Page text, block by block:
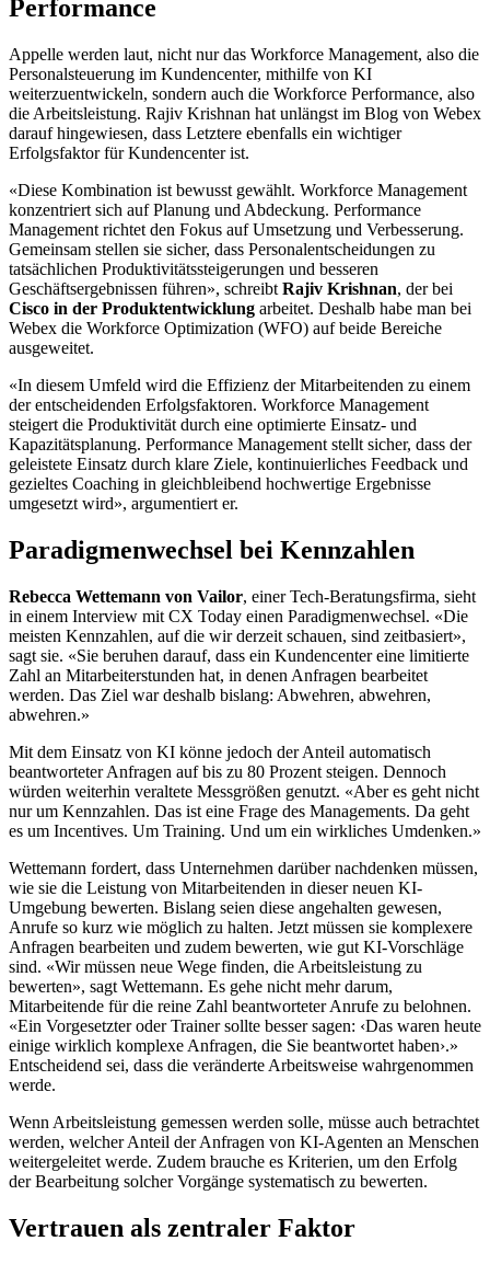
Performance
Appelle werden laut, nicht nur das Workforce Management, also die
Personalsteuerung im Kundencenter, mithilfe von KI
weiterzuentwickeln, sondern auch die Workforce Performance, also
die Arbeitsleistung. Rajiv Krishnan hat unlängst im Blog von Webex
darauf hingewiesen, dass Letztere ebenfalls ein wichtiger
Erfolgsfaktor für Kundencenter ist.
«Diese Kombination ist bewusst gewählt. Workforce Management
konzentriert sich auf Planung und Abdeckung. Performance
Management richtet den Fokus auf Umsetzung und Verbesserung.
Gemeinsam stellen sie sicher, dass Personalentscheidungen zu
tatsächlichen Produktivitätssteigerungen und besseren
Geschäftsergebnissen führen», schreibt Rajiv Krishnan, der bei
Cisco in der Produktentwicklung arbeitet. Deshalb habe man bei
Webex die Workforce Optimization (WFO) auf beide Bereiche
ausgeweitet.
«In diesem Umfeld wird die Effizienz der Mitarbeitenden zu einem
der entscheidenden Erfolgsfaktoren. Workforce Management
steigert die Produktivität durch eine optimierte Einsatz- und
Kapazitätsplanung. Performance Management stellt sicher, dass der
geleistete Einsatz durch klare Ziele, kontinuierliches Feedback und
gezieltes Coaching in gleichbleibend hochwertige Ergebnisse
umgesetzt wird», argumentiert er.
Paradigmenwechsel bei Kennzahlen
Rebecca Wettemann von Vailor, einer Tech-Beratungsfirma, sieht
in einem Interview mit CX Today einen Paradigmenwechsel. «Die
meisten Kennzahlen, auf die wir derzeit schauen, sind zeitbasiert»,
sagt sie. «Sie beruhen darauf, dass ein Kundencenter eine limitierte
Zahl an Mitarbeiterstunden hat, in denen Anfragen bearbeitet
werden. Das Ziel war deshalb bislang: Abwehren, abwehren,
abwehren.»
Mit dem Einsatz von KI könne jedoch der Anteil automatisch
beantworteter Anfragen auf bis zu 80 Prozent steigen. Dennoch
würden weiterhin veraltete Messgrößen genutzt. «Aber es geht nicht
nur um Kennzahlen. Das ist eine Frage des Managements. Da geht
es um Incentives. Um Training. Und um ein wirkliches Umdenken.»
Wettemann fordert, dass Unternehmen darüber nachdenken müssen,
wie sie die Leistung von Mitarbeitenden in dieser neuen KI-
Umgebung bewerten. Bislang seien diese angehalten gewesen,
Anrufe so kurz wie möglich zu halten. Jetzt müssen sie komplexere
Anfragen bearbeiten und zudem bewerten, wie gut KI-Vorschläge
sind. «Wir müssen neue Wege finden, die Arbeitsleistung zu
bewerten», sagt Wettemann. Es gehe nicht mehr darum,
Mitarbeitende für die reine Zahl beantworteter Anrufe zu belohnen.
«Ein Vorgesetzter oder Trainer sollte besser sagen: ‹Das waren heute
einige wirklich komplexe Anfragen, die Sie beantwortet haben›.»
Entscheidend sei, dass die veränderte Arbeitsweise wahrgenommen
werde.
Wenn Arbeitsleistung gemessen werden solle, müsse auch betrachtet
werden, welcher Anteil der Anfragen von KI-Agenten an Menschen
weitergeleitet werde. Zudem brauche es Kriterien, um den Erfolg
der Bearbeitung solcher Vorgänge systematisch zu bewerten.
Vertrauen als zentraler Faktor